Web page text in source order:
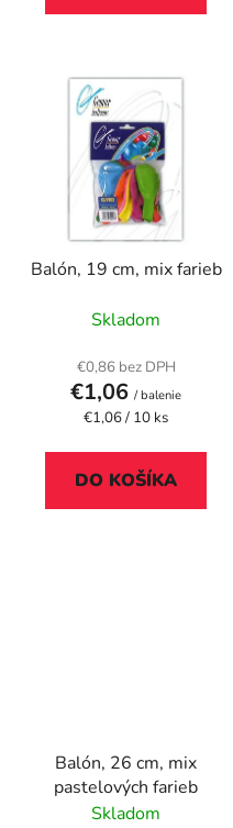
Balón, 19 cm, mix farieb
Skladom
€0,86 bez DPH
€1,06 / balenie
Jednotková
€1,06 / 10 ks
DO KOŠÍKA
Balón, 26 cm, mix
pastelových farieb
Skladom